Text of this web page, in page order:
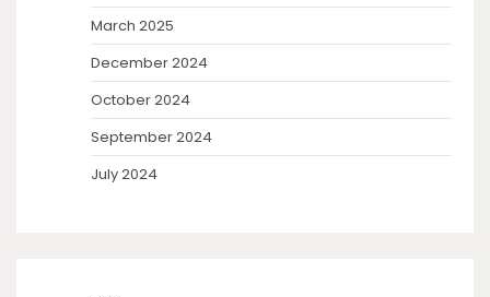
March 2025
December 2024
October 2024
September 2024
July 2024